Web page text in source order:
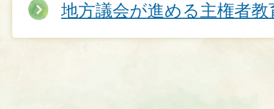
地方議会が進める主権者教